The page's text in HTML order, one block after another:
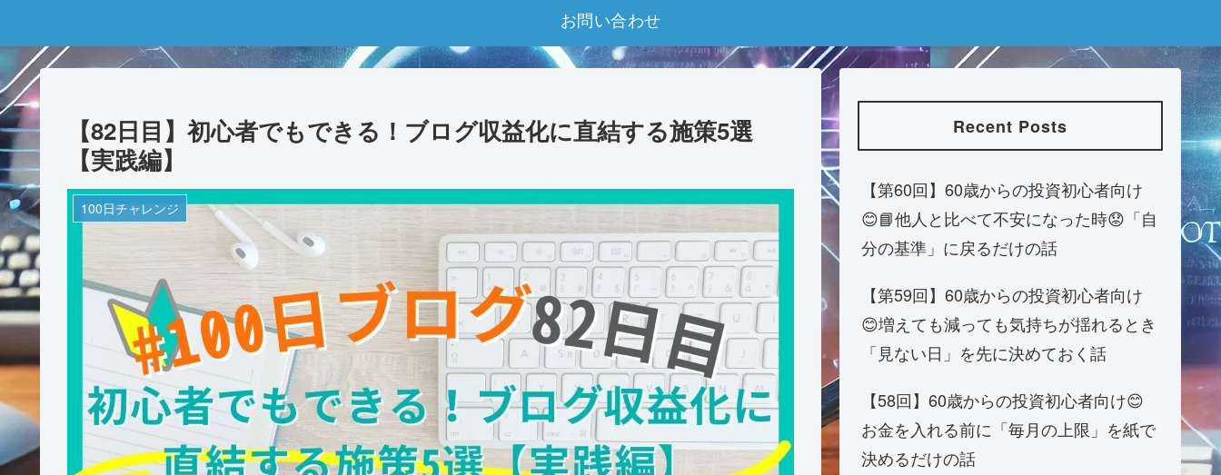
お問い合わせ
【82日目】初心者でもできる！ブログ収益化に直結する施策5選
【実践編】
100日チャレンジ
Recent Posts
【第60回】60歳からの投資初心者向け
😊📘他人と比べて不安になった時😟「自
分の基準」に戻るだけの話
【第59回】60歳からの投資初心者向け
😊増えても減っても気持ちが揺れるとき
「見ない日」を先に決めておく話
【58回】60歳からの投資初心者向け😊
お金を入れる前に「毎月の上限」を紙で
決めるだけの話